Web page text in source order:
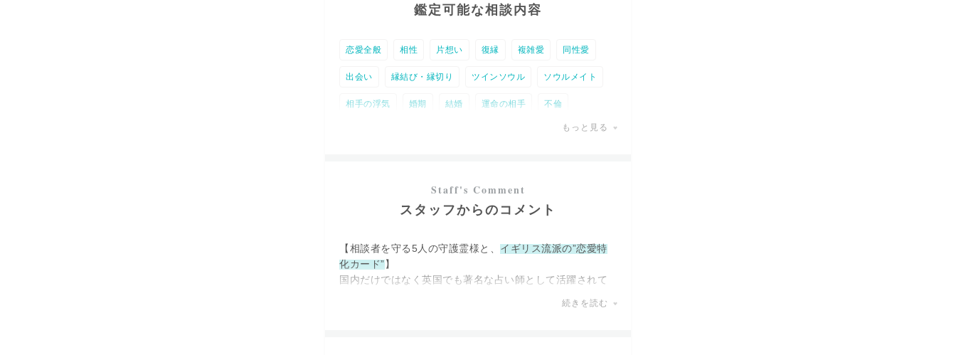
鑑定可能な相談内容
恋愛全般 相性 片想い 復縁 複雑愛 同性愛
出会い 縁結び・縁切り ツインソウル ソウルメイト
相手の浮気 婚期 結婚 運命の相手 不倫
DV
事業・経営相談 全体運
未来予知 トラウマ 人生 復活愛
もっと見る
スタッフからのコメント
【相談者を守る5人の守護霊様と、 イギリス流派の”恋愛特
化カード”】
国内だけではなく英国でも著名な占い師として活躍されて
お悩みを抱えた方にオススメしたい鑑定スタイル。
続きを読む